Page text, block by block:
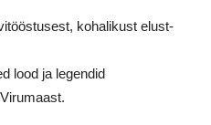
kohalikust elust-
lood ja legendid